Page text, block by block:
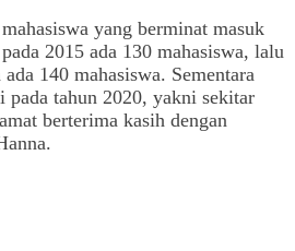
yang berminat masuk
2015 ada 130 mahasiswa, lalu
140 mahasiswa. Sementara
pada tahun 2020, yakni sekitar
berterima kasih dengan